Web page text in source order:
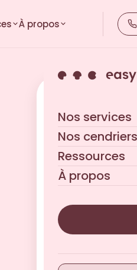
À propos
Nos services
Nos cendriers
Ressources
À propos
Réponse sous 24h